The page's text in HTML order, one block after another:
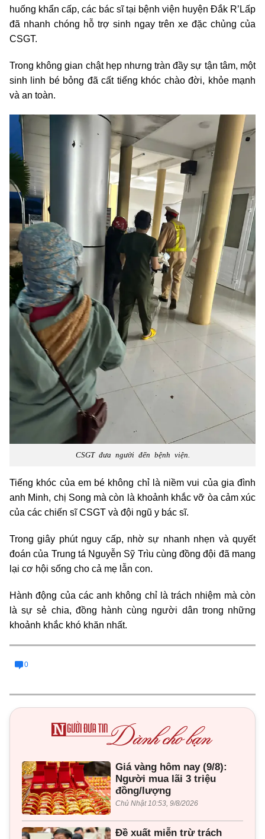
huống khẩn cấp, các bác sĩ tại bệnh viện huyện Đắk R’Lấp
đã nhanh chóng hỗ trợ sinh ngay trên xe đặc chủng của
CSGT.
Trong không gian chật hẹp nhưng tràn đầy sự tận tâm, một
sinh linh bé bỏng đã cất tiếng khóc chào đời, khỏe mạnh
và an toàn.
CSGT đưa người đến bệnh viện.
Tiếng khóc của em bé không chỉ là niềm vui của gia đình
anh Minh, chị Song mà còn là khoảnh khắc vỡ òa cảm xúc
của các chiến sĩ CSGT và đội ngũ y bác sĩ.
Trong giây phút nguy cấp, nhờ sự nhanh nhẹn và quyết
đoán của Trung tá Nguyễn Sỹ Trìu cùng đồng đội đã mang
lại cơ hội sống cho cả mẹ lẫn con.
Hành động của các anh không chỉ là trách nhiệm mà còn
là sự sẻ chia, đồng hành cùng người dân trong những
khoảnh khắc khó khăn nhất.
0
Giá vàng hôm nay (9/8):
Người mua lãi 3 triệu
đồng/lượng
Chủ Nhật 10:53, 9/8/2026
Đề xuất miễn trừ trách